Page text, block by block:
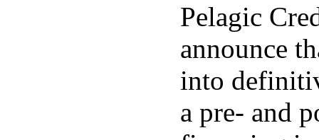
Pelagic
announce
into
a pre- and